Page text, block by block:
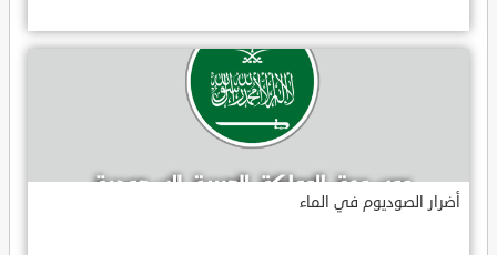
أضرار الصوديوم في الماء